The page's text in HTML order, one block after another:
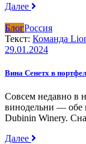
Далее
БлогРоссия
Текст: Команда
29.01.2024
Вина Сенетх в
Совсем недавно в
винодельни — обе
Dubinin Winery.
Далее